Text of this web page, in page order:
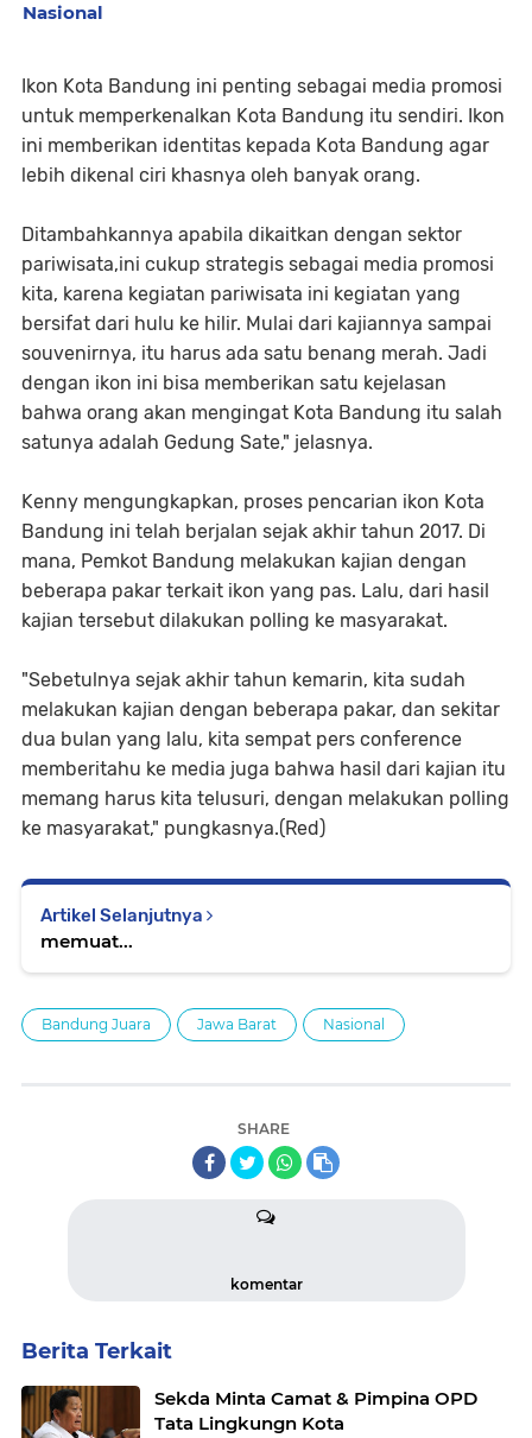
Nasional
Ikon Kota Bandung ini penting sebagai media promosi
untuk memperkenalkan Kota Bandung itu sendiri. Ikon
ini memberikan identitas kepada Kota Bandung agar
lebih dikenal ciri khasnya oleh banyak orang.
Ditambahkannya apabila dikaitkan dengan sektor
pariwisata,ini cukup strategis sebagai media promosi
kita, karena kegiatan pariwisata ini kegiatan yang
bersifat dari hulu ke hilir. Mulai dari kajiannya sampai
souvenirnya, itu harus ada satu benang merah. Jadi
dengan ikon ini bisa memberikan satu kejelasan
bahwa orang akan mengingat Kota Bandung itu salah
satunya adalah Gedung Sate," jelasnya.
Kenny mengungkapkan, proses pencarian ikon Kota
Bandung ini telah berjalan sejak akhir tahun 2017. Di
mana, Pemkot Bandung melakukan kajian dengan
beberapa pakar terkait ikon yang pas. Lalu, dari hasil
kajian tersebut dilakukan polling ke masyarakat.
"Sebetulnya sejak akhir tahun kemarin, kita sudah
melakukan kajian dengan beberapa pakar, dan sekitar
dua bulan yang lalu, kita sempat pers conference
memberitahu ke media juga bahwa hasil dari kajian itu
memang harus kita telusuri, dengan melakukan polling
ke masyarakat," pungkasnya.(Red)
Artikel Selanjutnya
memuat...
Bandung Juara Jawa Barat Nasional
SHARE
komentar
Berita Terkait
Sekda Minta Camat & Pimpina OPD
Tata Lingkungn Kota